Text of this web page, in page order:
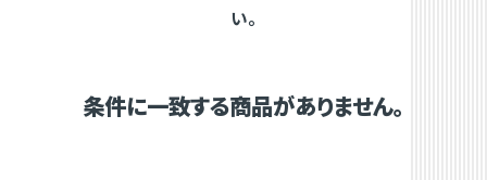
い。
条件に一致する商品がありません。